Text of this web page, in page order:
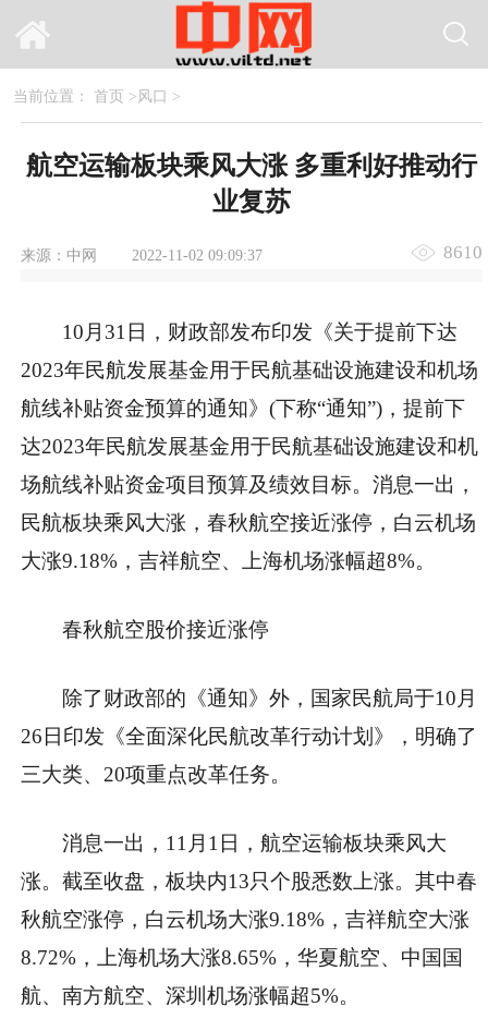
当前位置： 首页 >风口 >
航空运输板块乘风大涨 多重利好推动行
业复苏
来源：中网 2022-11-02 09:09:37 8610
10月31日，财政部发布印发《关于提前下达
2023年民航发展基金用于民航基础设施建设和机场
航线补贴资金预算的通知》(下称“通知”)，提前下
达2023年民航发展基金用于民航基础设施建设和机
场航线补贴资金项目预算及绩效目标。消息一出，
民航板块乘风大涨，春秋航空接近涨停，白云机场
大涨9.18%，吉祥航空、上海机场涨幅超8%。
春秋航空股价接近涨停
除了财政部的《通知》外，国家民航局于10月
26日印发《全面深化民航改革行动计划》，明确了
三大类、20项重点改革任务。
消息一出，11月1日，航空运输板块乘风大
涨。截至收盘，板块内13只个股悉数上涨。其中春
秋航空涨停，白云机场大涨9.18%，吉祥航空大涨
8.72%，上海机场大涨8.65%，华夏航空、中国国
航、南方航空、深圳机场涨幅超5%。